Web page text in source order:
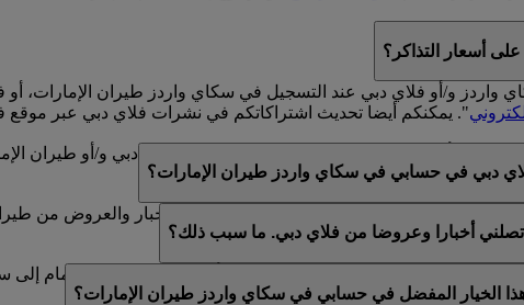
أسعار التذاكر؟
واردز و/أو فلاي دبي عند التسجيل في سكاي واردز طيران
". يمكنكم أيضا تحديث اشتراكاتكم في نشرات فلاي دبي عبر موقع
في أسفل رسائل البريد الإلكتروني الخاصة بفلاي دبي و/أو
عن طريق خدمة العملاء المباشرة أو مركز الاتصال.
دبي في حسابي في سكاي واردز طيران الإمارات؟
وفلاي دبي. لذلك، يتوفر لكم خيار تلقي الأخبار والعروض من
أخبارا وعروضا من فلاي دبي. ما سبب ذلك؟
وسكاي واردز طيران الإمارات و/أو فلاي دبي عند الانضمام
الخيار المفضل في حسابي في سكاي واردز طيران الإمارات؟